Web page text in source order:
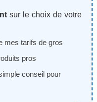
sur le choix de votre
mes tarifs de gros
pros
conseil pour